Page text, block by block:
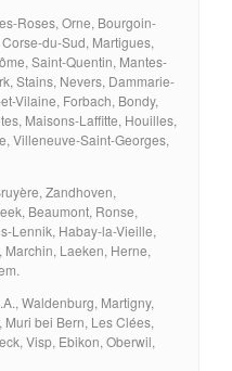
Roses, Orne, Bourgoin-
du-Sud, Martigues,
Saint-Quentin, Mantes-
Stains, Nevers, Dammarie-
Vilaine, Forbach, Bondy,
Maisons-Laffitte, Houilles,
Villeneuve-Saint-Georges,
Zandhoven,
Beaumont, Ronse,
Lennik, Habay-la-Vieille,
Laeken, Herne,
Waldenburg, Martigny,
bei Bern, Les Clées,
Visp, Ebikon, Oberwil,